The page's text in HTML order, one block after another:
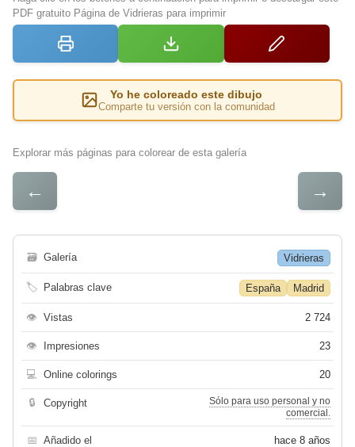
PDF gratuito Página de Vidrieras para imprimir
Yo he coloreado este dibujo
Comparte tu versión con la comunidad
Explorar más páginas para colorear de esta galería
← →
🗃 Galería Vidrieras
🏷 Palabras clave España Madrid
👁 Vistas 2 724
👁 Impresiones 23
💻 Online colorings 20
🔒 Copyright
Sólo para uso personal y no
comercial.
📅 Añadido el hace 8 años